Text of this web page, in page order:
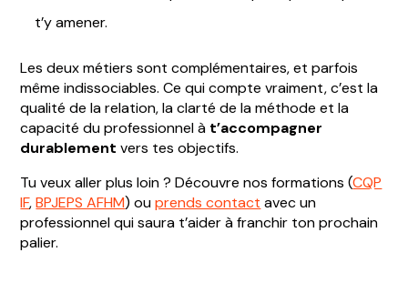
t’y amener.
Les deux métiers sont complémentaires, et parfois
même indissociables. Ce qui compte vraiment, c’est la
qualité de la relation, la clarté de la méthode et la
capacité du professionnel à t’accompagner
durablement vers tes objectifs.
Tu veux aller plus loin ? Découvre nos formations (CQP
IF,BPJEPS AFHM) ouprends contact avec un
professionnel qui saura t’aider à franchir ton prochain
palier.